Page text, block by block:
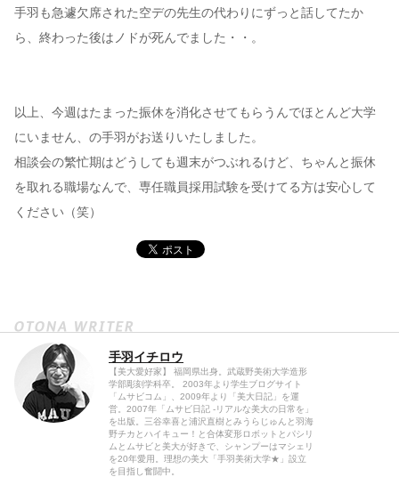
手羽も急遽欠席された空デの先生の代わりにずっと話してたか
ら、終わった後はノドが死んでました・・。
以上、今週はたまった振休を消化させてもらうんでほとんど大学
にいません、の手羽がお送りいたしました。
相談会の繁忙期はどうしても週末がつぶれるけど、ちゃんと振休
を取れる職場なんで、専任職員採用試験を受けてる方は安心して
ください（笑）
手羽イチロウ
【美大愛好家】 福岡県出身。武蔵野美術大学造形
学部彫刻学科卒。 2003年より学生ブログサイト
「ムサビコム」、2009年より「美大日記」を運
営。2007年「ムサビ日記 -リアルな美大の日常を」
を出版。三谷幸喜と浦沢直樹とみうらじゅんと羽海
野チカとハイキュー！と合体変形ロボットとパシリ
ムとムサビと美大が好きで、シャンプーはマシェリ
を20年愛用。理想の美大「手羽美術大学★」設立
を目指し奮闘中。